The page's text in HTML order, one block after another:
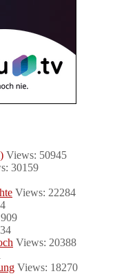
Views: 50945
30159
Views: 22284
Views: 20388
Views: 18270